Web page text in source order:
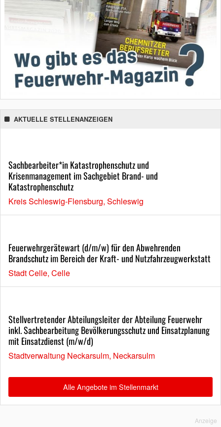
AKTUELLE STELLENANZEIGEN
Sachbearbeiter*in Katastrophenschutz und
Krisenmanagement im Sachgebiet Brand- und
Katastrophenschutz
Kreis Schleswig-Flensburg, Schleswig
Feuerwehrgerätewart (d/m/w) für den Abwehrenden
Brandschutz im Bereich der Kraft- und Nutzfahrzeugwerkstatt
Stadt Celle, Celle
Stellvertretender Abteilungsleiter der Abteilung Feuerwehr
inkl. Sachbearbeitung Bevölkerungsschutz und Einsatzplanung
mit Einsatzdienst (m/w/d)
Stadtverwaltung Neckarsulm, Neckarsulm
Alle Angebote im Stellenmarkt
Anzeige